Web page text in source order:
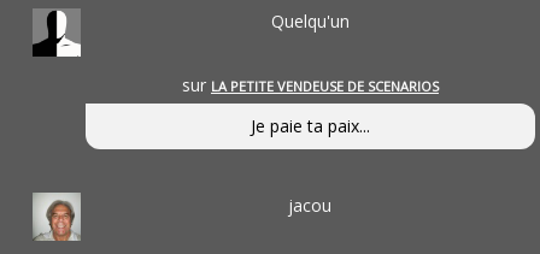
Quelqu'un
sur LA PETITE VENDEUSE DE SCENARIOS
Je paie ta paix...
jacou